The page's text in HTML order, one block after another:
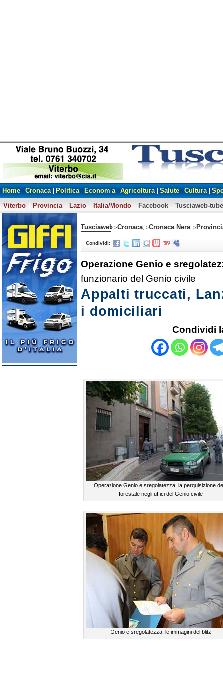
Home Cronaca Politica Economia Agricoltura Salute Cultura
Viterbo
Provincia Lazio Italia/Mondo Facebook Tusciaweb-tube
Tusciaweb >Cronaca , >Cronaca Nera , >
Condividi:
Operazione Genio e
funzionario del Genio civile
Appalti truccati,
i domiciliari
Condividi
Operazione Genio e sregolatezza, la perquisizione
forestale negli uffici del Genio civile
Genio e sregolatezza, le immagini del blitz